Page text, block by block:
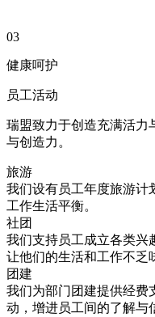
03
健康呵护
员工活动
瑞盟致力于创造充满活力
与创造力。
旅游
我们设有员工年度旅游计
工作生活平衡。
社团
我们支持员工成立各类兴
让他们的生活和工作不乏
团建
我们为部门团建提供经费
动，增进员工间的了解与